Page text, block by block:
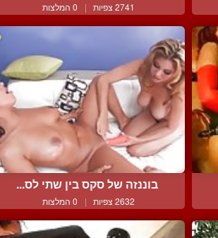
2741 צפיות | 0 המלצות
בוננזה של סקס בין שתי לס...
2632 צפיות | 0 המלצות